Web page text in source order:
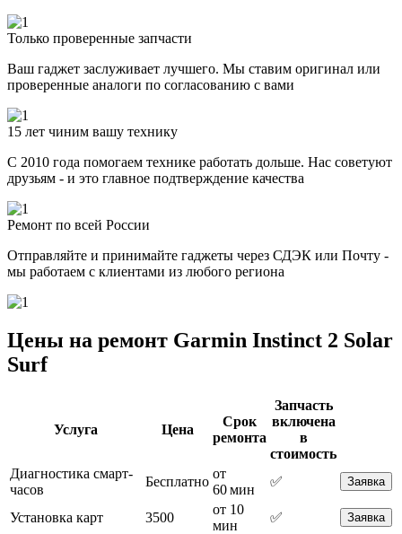
Только проверенные запчасти
Ваш гаджет заслуживает лучшего. Мы ставим оригинал или
проверенные аналоги по согласованию с вами
15 лет чиним вашу технику
С 2010 года помогаем технике работать дольше. Нас советуют
друзьям - и это главное подтверждение качества
Ремонт по всей России
Отправляйте и принимайте гаджеты через СДЭК или Почту -
мы работаем с клиентами из любого региона
Цены на ремонт Garmin Instinct 2 Solar
Surf
Услуга Цена
Срок
ремонта
Запчасть
включена
в
стоимость
Диагностика смарт-
часов
Бесплатно
от
60 мин
✅ Заявка
Установка карт 3500
от 10
мин
✅ Заявка